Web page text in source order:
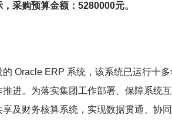
采购预算金额：5280000元。
Oracle ERP 系统，该系统已运行十
进。为落实集团工作部署、保障系统
及财务核算系统，实现数据贯通、协同